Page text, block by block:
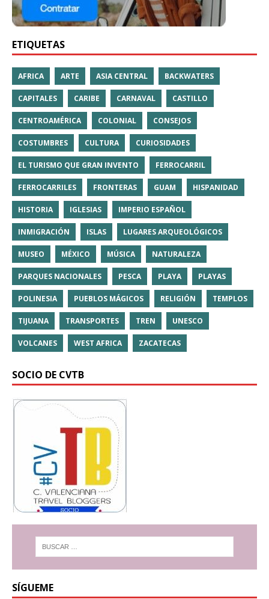
ETIQUETAS
AFRICA ARTE ASIA CENTRAL BACKWATERS
CAPITALES CARIBE CARNAVAL CASTILLO
CENTROAMÉRICA COLONIAL CONSEJOS
COSTUMBRES CULTURA CURIOSIDADES
EL TURISMO QUE GRAN INVENTO FERROCARRIL
FERROCARRILES FRONTERAS GUAM HISPANIDAD
HISTORIA IGLESIAS IMPERIO ESPAÑOL
INMIGRACIÓN ISLAS LUGARES ARQUEOLÓGICOS
MUSEO MÉXICO MÚSICA NATURALEZA
PARQUES NACIONALES PESCA PLAYA PLAYAS
POLINESIA PUEBLOS MÁGICOS RELIGIÓN TEMPLOS
TIJUANA TRANSPORTES TREN UNESCO
VOLCANES WEST AFRICA ZACATECAS
SOCIO DE CVTB
SÍGUEME